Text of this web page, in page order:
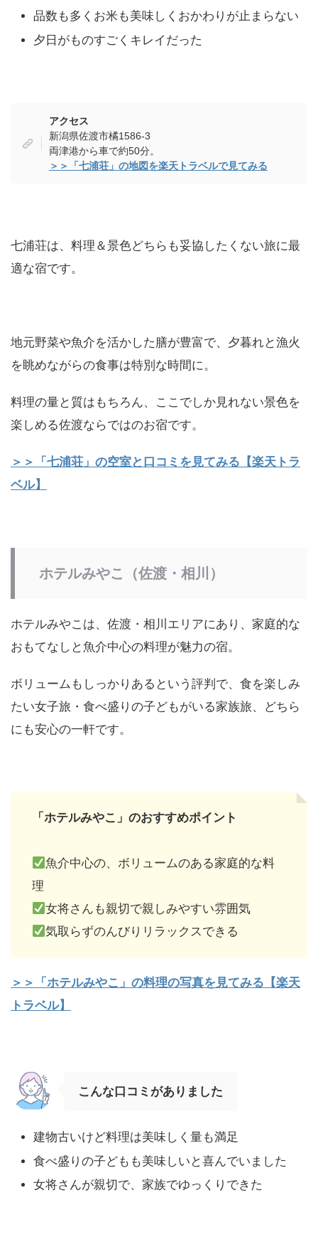
品数も多くお米も美味しくおかわりが止まらない
夕日がものすごくキレイだった
アクセス
新潟県佐渡市橘1586‑3
両津港から車で約50分。
＞＞「七浦荘」の地図を楽天トラベルで見てみる
七浦荘は、料理＆景色どちらも妥協したくない旅に最
適な宿です。
地元野菜や魚介を活かした膳が豊富で、夕暮れと漁火
を眺めながらの食事は特別な時間に。
料理の量と質はもちろん、ここでしか見れない景色を
楽しめる佐渡ならではのお宿です。
＞＞「七浦荘」の空室と口コミを見てみる【楽天トラ
ベル】
ホテルみやこ（佐渡・相川）
ホテルみやこは、佐渡・相川エリアにあり、家庭的な
おもてなしと魚介中心の料理が魅力の宿。
ボリュームもしっかりあるという評判で、食を楽しみ
たい女子旅・食べ盛りの子どもがいる家族旅、どちら
にも安心の一軒です。
「ホテルみやこ」のおすすめポイント
魚介中心の、ボリュームのある家庭的な料
理
女将さんも親切で親しみやすい雰囲気
気取らずのんびりリラックスできる
＞＞「ホテルみやこ」の料理の写真を見てみる【楽天
トラベル】
こんな口コミがありました
建物古いけど料理は美味しく量も満足
食べ盛りの子どもも美味しいと喜んでいました
女将さんが親切で、家族でゆっくりできた